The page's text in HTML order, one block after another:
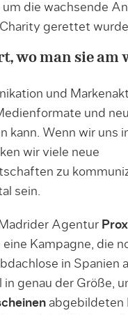
die wachsende
gerettet
wo man sie am
und
und
kann. Wenn wir uns
wir viele neue
zu
sein.
Agentur
Kampagne, die
in Spanien
genau der Größe,
abgebildeten